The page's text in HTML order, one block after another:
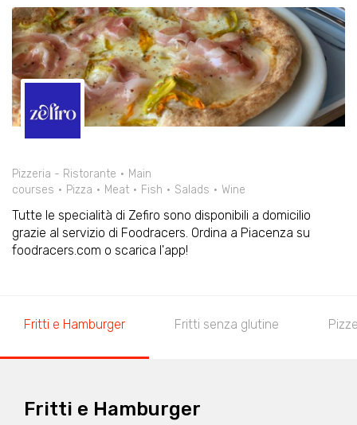
Pizzeria - Ristorante
Main
courses
Pizza Meat Fish Salads Wine
Tutte le specialità di Zefiro sono disponibili a domicilio
grazie al servizio di Foodracers. Ordina a Piacenza su
foodracers.com o scarica l'app!
Fritti e Hamburger Fritti senza glutine
Fritti e Hamburger